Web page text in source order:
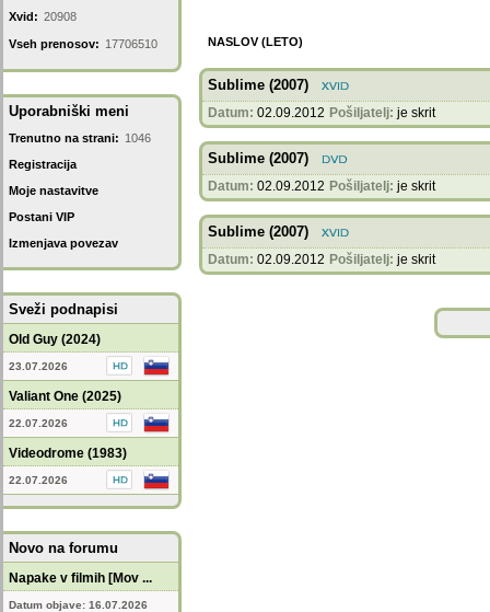
Xvid: 20908
Vseh prenosov: 17706510
Uporabniški meni
Trenutno na strani: 1046
Registracija
Moje nastavitve
Postani VIP
Izmenjava povezav
Sveži podnapisi
Old Guy (2024)
23.07.2026
Valiant One (2025)
22.07.2026
Videodrome (1983)
22.07.2026
Novo na forumu
Napake v filmih [Mov ...
Datum objave: 16.07.2026
NASLOV (LETO)
Sublime (2007)
Datum: 02.09.2012 Pošiljatelj: je skrit
Sublime (2007)
Datum: 02.09.2012 Pošiljatelj: je skrit
Sublime (2007)
Datum: 02.09.2012 Pošiljatelj: je skrit